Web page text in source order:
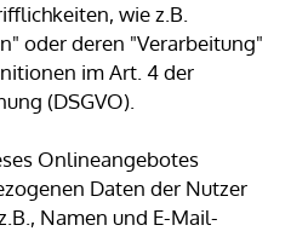
wie z.B.
oder deren "Verarbeitung"
im Art. 4 der
(DSGVO).
Onlineangebotes
Daten der Nutzer
Namen und E-Mail-